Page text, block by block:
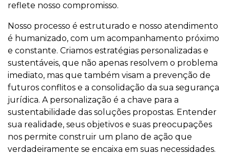
reflete nosso compromisso.
Nosso processo é estruturado e nosso atendimento
é humanizado, com um acompanhamento próximo
e constante. Criamos estratégias personalizadas e
sustentáveis, que não apenas resolvem o problema
imediato, mas que também visam a prevenção de
futuros conflitos e a consolidação da sua segurança
jurídica. A personalização é a chave para a
sustentabilidade das soluções propostas. Entender
sua realidade, seus objetivos e suas preocupações
nos permite construir um plano de ação que
verdadeiramente se encaixa em suas necessidades.